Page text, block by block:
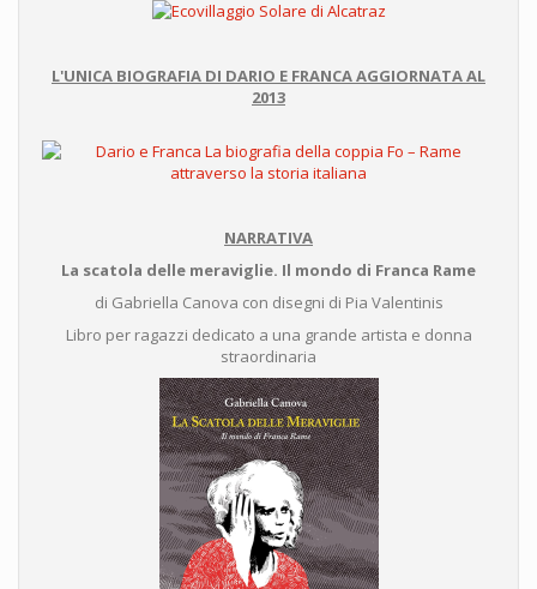
L'UNICA BIOGRAFIA DI DARIO E FRANCA AGGIORNATA AL
2013
NARRATIVA
La scatola delle meraviglie. Il mondo di Franca Rame
di Gabriella Canova con disegni di Pia Valentinis
Libro per ragazzi dedicato a una grande artista e donna
straordinaria